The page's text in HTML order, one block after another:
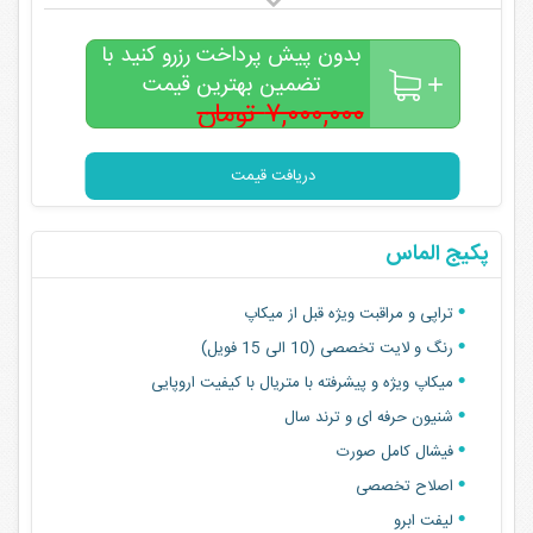
بدون پیش پرداخت رزرو کنید با
تضمین بهترین قیمت
۷,۰۰۰,۰۰۰ تومان
۳,۰۰۰,۰۰۰تومان
دریافت قیمت
پکیج الماس
تراپی و مراقبت ویژه قبل از میکاپ
رنگ و لایت تخصصی (10 الی 15 فویل)
میکاپ ویژه و پیشرفته با متریال با کیفیت اروپایی
شنیون حرفه ای و ترند سال
فیشال کامل صورت
اصلاح تخصصی
لیفت ابرو